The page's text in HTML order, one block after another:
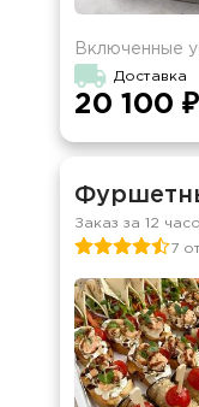
Включенные
Доставка
20 100 ₽
Заказ за 12
7